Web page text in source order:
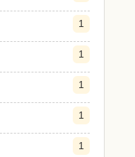
1
1
1
1
1